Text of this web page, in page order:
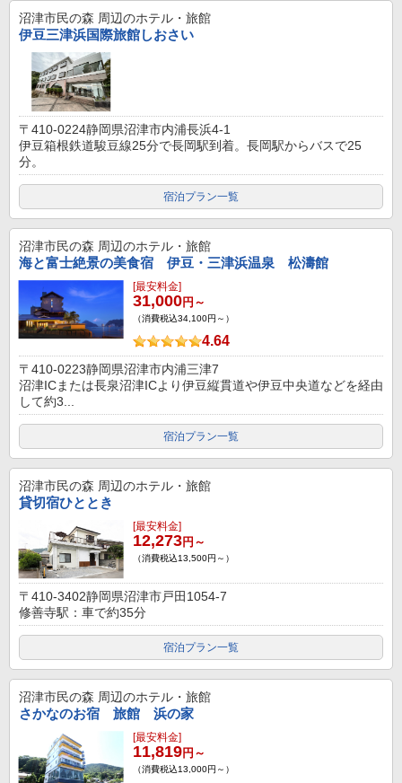
沼津市民の森 周辺のホテル・旅館
伊豆三津浜国際旅館しおさい
〒410-0224静岡県沼津市内浦長浜4-1
伊豆箱根鉄道駿豆線25分で長岡駅到着。長岡駅からバスで25
分。
宿泊プラン一覧
沼津市民の森 周辺のホテル・旅館
海と富士絶景の美食宿 伊豆・三津浜温泉 松濤館
[最安料金]
31,000円～
（消費税込34,100円～）
4.64
〒410-0223静岡県沼津市内浦三津7
沼津ICまたは長泉沼津ICより伊豆縦貫道や伊豆中央道などを経由
して約3...
宿泊プラン一覧
沼津市民の森 周辺のホテル・旅館
貸切宿ひととき
[最安料金]
12,273円～
（消費税込13,500円～）
〒410-3402静岡県沼津市戸田1054-7
修善寺駅：車で約35分
宿泊プラン一覧
沼津市民の森 周辺のホテル・旅館
さかなのお宿 旅館 浜の家
[最安料金]
11,819円～
（消費税込13,000円～）